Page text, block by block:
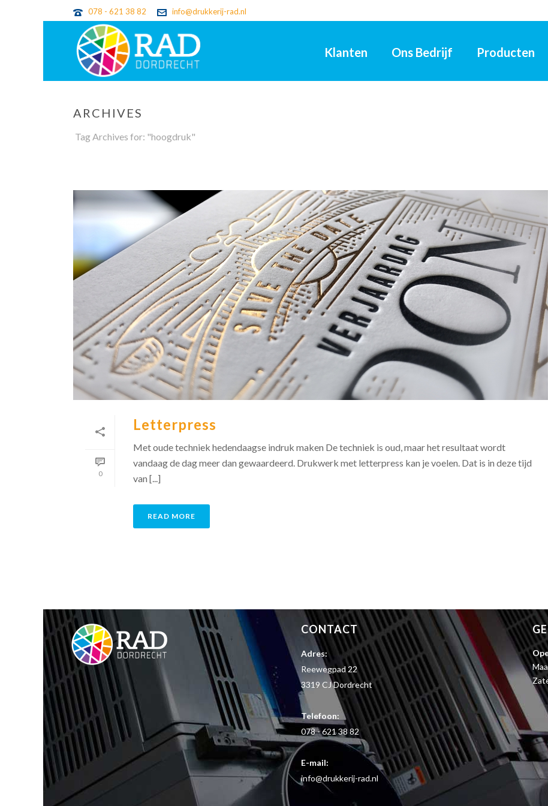
078 - 621 38 82 info@drukkerij-rad.nl
Klanten Ons Bedrijf Producten
ARCHIVES
Tag Archives for: "hoogdruk"
0
Letterpress
Met oude techniek hedendaagse indruk maken De techniek is oud, maar het resultaat wordt
vandaag de dag meer dan gewaardeerd. Drukwerk met letterpress kan je voelen. Dat is in deze tijd
van [...]
READ MORE
CONTACT
Adres:
Reewegpad 22
3319 CJ Dordrecht
Telefoon:
078 - 621 38 82
E-mail:
info@drukkerij-rad.nl